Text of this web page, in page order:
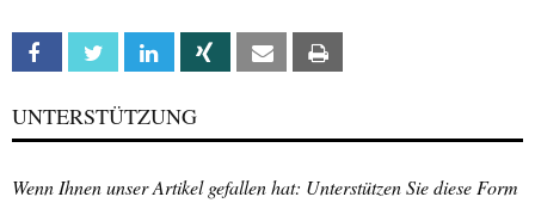
Facebook Twitter Linkedin Xing Email
UNTERSTÜTZUNG
Wenn Ihnen unser Artikel gefallen hat: Unterstützen Sie diese Form